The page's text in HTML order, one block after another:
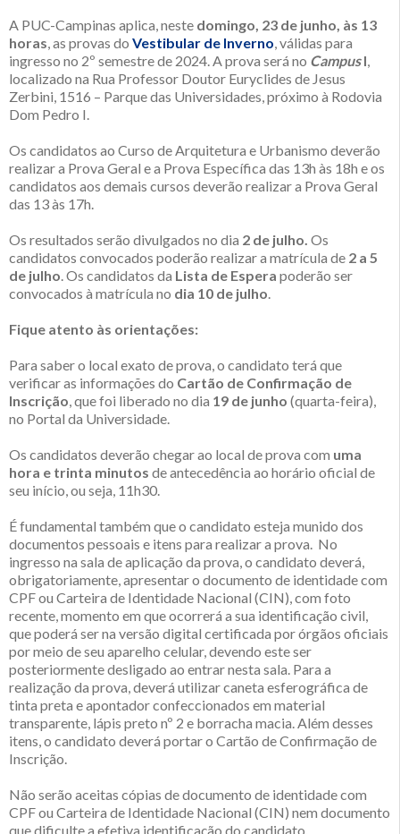
A PUC-Campinas aplica, neste domingo, 23 de junho, às 13
horas, as provas do Vestibular de Inverno, válidas para
ingresso no 2º semestre de 2024. A prova será no CampusI,
localizado na Rua Professor Doutor Euryclides de Jesus
Zerbini, 1516 – Parque das Universidades, próximo à Rodovia
Dom Pedro I.
Os candidatos ao Curso de Arquitetura e Urbanismo deverão
realizar a Prova Geral e a Prova Específica das 13h às 18h e os
candidatos aos demais cursos deverão realizar a Prova Geral
das 13 às 17h.
Os resultados serão divulgados no dia 2 de julho. Os
candidatos convocados poderão realizar a matrícula de 2 a 5
de julho. Os candidatos da Lista de Espera poderão ser
convocados à matrícula no dia 10 de julho.
Fique atento às orientações:
Para saber o local exato de prova, o candidato terá que
verificar as informações do Cartão de Confirmação de
Inscrição, que foi liberado no dia 19 de junho (quarta-feira),
no Portal da Universidade.
Os candidatos deverão chegar ao local de prova com uma
hora e trinta minutos de antecedência ao horário oficial de
seu início, ou seja, 11h30.
É fundamental também que o candidato esteja munido dos
documentos pessoais e itens para realizar a prova. No
ingresso na sala de aplicação da prova, o candidato deverá,
obrigatoriamente, apresentar o documento de identidade com
CPF ou Carteira de Identidade Nacional (CIN), com foto
recente, momento em que ocorrerá a sua identificação civil,
que poderá ser na versão digital certificada por órgãos oficiais
por meio de seu aparelho celular, devendo este ser
posteriormente desligado ao entrar nesta sala. Para a
realização da prova, deverá utilizar caneta esferográfica de
tinta preta e apontador confeccionados em material
transparente, lápis preto nº 2 e borracha macia. Além desses
itens, o candidato deverá portar o Cartão de Confirmação de
Inscrição.
Não serão aceitas cópias de documento de identidade com
CPF ou Carteira de Identidade Nacional (CIN) nem documento
que dificulte a efetiva identificação do candidato.